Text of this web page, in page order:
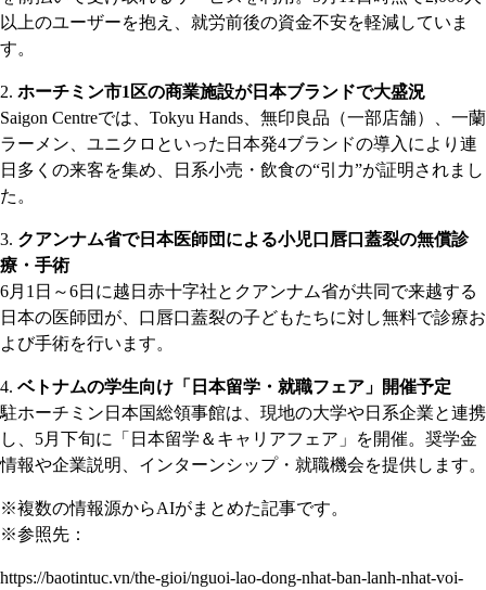
以上のユーザーを抱え、就労前後の資金不安を軽減していま
す。
ホーチミン市1区の商業施設が日本ブランドで大盛況
Saigon Centreでは、Tokyu Hands、無印良品（一部店舗）、一蘭
ラーメン、ユニクロといった日本発4ブランドの導入により連
日多くの来客を集め、日系小売・飲食の“引力”が証明されまし
た。
クアンナム省で日本医師団による小児口唇口蓋裂の無償診
療・手術
6月1日～6日に越日赤十字社とクアンナム省が共同で来越する
日本の医師団が、口唇口蓋裂の子どもたちに対し無料で診療お
よび手術を行います。
ベトナムの学生向け「日本留学・就職フェア」開催予定
駐ホーチミン日本国総領事館は、現地の大学や日系企業と連携
し、5月下旬に「日本留学＆キャリアフェア」を開催。奨学金
情報や企業説明、インターンシップ・就職機会を提供します。
※複数の情報源からAIがまとめた記事です。
※参照先：
https://baotintuc.vn/the-gioi/nguoi-lao-dong-nhat-ban-lanh-nhat-voi-